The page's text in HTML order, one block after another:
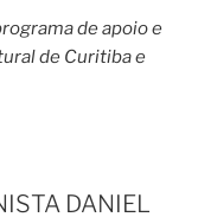
de apoio e
de Curitiba e
DANIEL